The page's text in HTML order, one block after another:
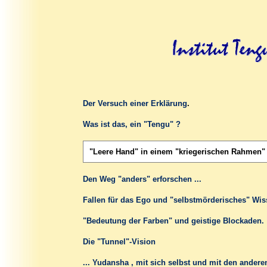
Der Versuch einer Erklärung.
Was ist das, ein "Tengu" ?
"Leere Hand" in einem "kriegerischen Rahmen"
Den Weg "anders" erforschen ...
Fallen für das Ego und "selbstmörderisches"
"Bedeutung der Farben" und geistige Blockaden.
Die "Tunnel"-Vision
... Yudansha , mit sich selbst und mit den